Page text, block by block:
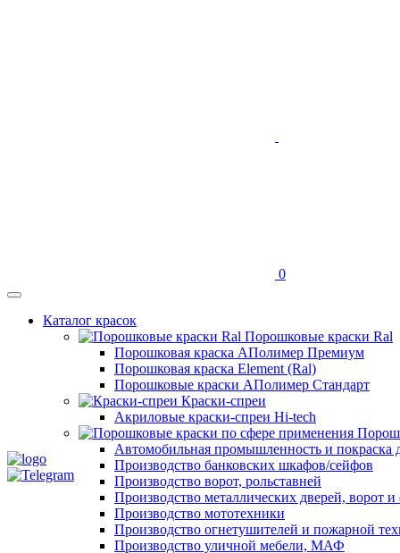
0
Каталог красок
Порошковые краски Ral
Порошковая краска АПолимер Премиум
Порошковая краска Element (Ral)
Порошковые краски АПолимер Стандарт
Краски-спреи
Акриловые краски-спреи Hi-tech
Автомобильная промышленность и покраска
Производство банковских шкафов/сейфов
Производство ворот, рольставней
Производство металлических дверей, ворот
Производство мототехники
Производство огнетушителей и пожарной
Производство уличной мебели, МАФ